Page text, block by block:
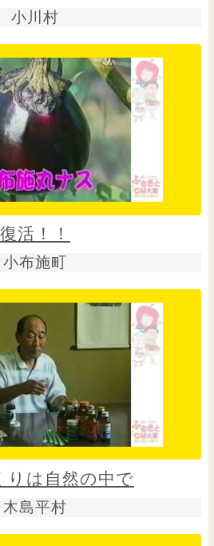
小川村
復活！！
小布施町
りは自然の中で
木島平村